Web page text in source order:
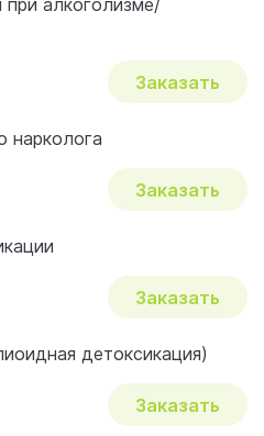
алкоголизме/
Заказать
нарколога
Заказать
Заказать
детоксикация)
Заказать